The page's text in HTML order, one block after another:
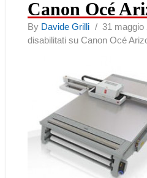
Canon Océ
By Davide Grilli / 31 maggio
disabilitati su Canon Océ